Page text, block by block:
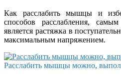
Как расслабить мышцы и
способов расслабления,
является растяжка в
максимальным напряжением.
Расслабить мышцы можно,